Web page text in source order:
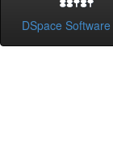
DSpace Software